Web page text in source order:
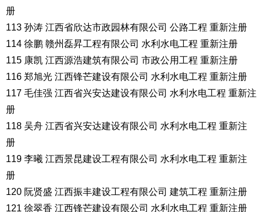
册
113 孙涛 江西省欣达市政园林有限公司 公路工程 重新注册
114 徐鹏 赣州磊昇工程有限公司 水利水电工程 重新注册
115 康凯 江西源浩建筑有限公司 市政公用工程 重新注册
116 郑旭光 江西锋芒建设有限公司 水利水电工程 重新注册
117 毛佳强 江西省兴安达建设有限公司 水利水电工程 重新注
册
118 吴舟 江西省兴安达建设有限公司 水利水电工程 重新注
册
119 李曦 江西景昆建设工程有限公司 水利水电工程 重新注
册
120 阮贤盛 江西振丰建设工程有限公司 建筑工程 重新注册
121 徐翠香 江西锋芒建设有限公司 水利水电工程 重新注册